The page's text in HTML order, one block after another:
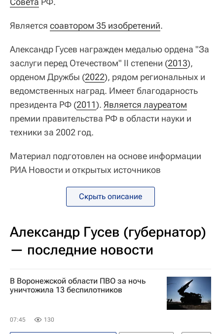
Является соавтором 35 изобретений.
Александр Гусев награжден медалью ордена "За
заслуги перед Отечеством" II степени (2013),
орденом Дружбы (2022), рядом региональных и
ведомственных наград. Имеет благодарность
президента РФ (2011). Является лауреатом
премии правительства РФ в области науки и
техники за 2002 год.
Материал подготовлен на основе информации
РИА Новости и открытых источников
Скрыть описание
Александр Гусев (губернатор)
— последние новости
В Воронежской области ПВО за ночь
уничтожила 13 беспилотников
07:45 130